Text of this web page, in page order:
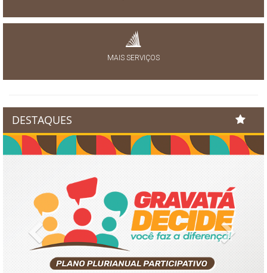
MAIS SERVIÇOS
DESTAQUES
Previous